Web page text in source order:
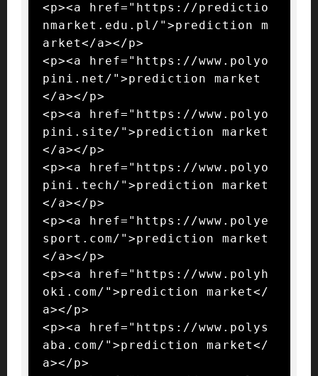
<p><a href="https://predictio
nmarket.edu.pl/">prediction m
arket</a></p>
<p><a href="https://www.polyo
pini.net/">prediction market
</a></p>
<p><a href="https://www.polyo
pini.site/">prediction market
</a></p>
<p><a href="https://www.polyo
pini.tech/">prediction market
</a></p>
<p><a href="https://www.polye
sport.com/">prediction market
</a></p>
<p><a href="https://www.polyh
oki.com/">prediction market</
a></p>
<p><a href="https://www.polys
aba.com/">prediction market</
a></p>